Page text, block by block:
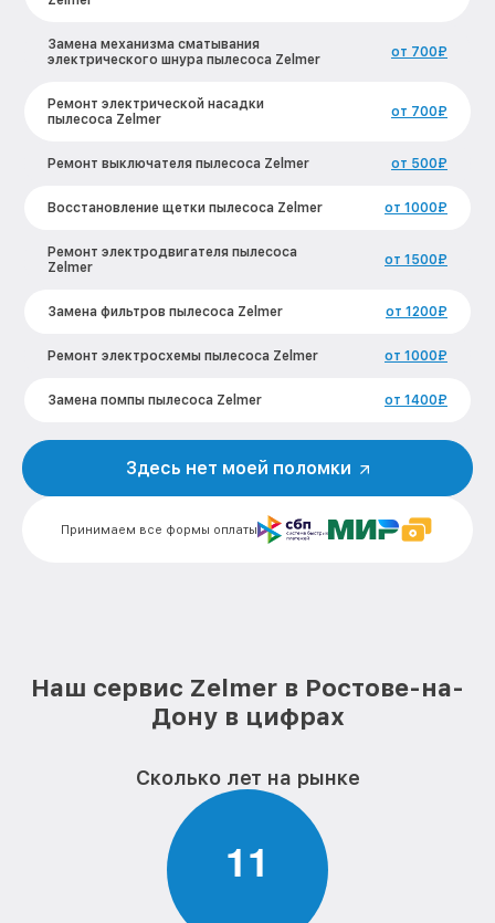
Замена механизма сматывания
электрического шнура пылесоса Zelmer
от 700₽
Ремонт электрической насадки
пылесоса Zelmer
от 700₽
Ремонт выключателя пылесоса Zelmer от 500₽
Восстановление щетки пылесоса Zelmer от 1000₽
Ремонт электродвигателя пылесоса
Zelmer
от 1500₽
Замена фильтров пылесоса Zelmer от 1200₽
Ремонт электросхемы пылесоса Zelmer от 1000₽
Замена помпы пылесоса Zelmer от 1400₽
Ремонт гидросистемы пылесоса Zelmer от 1600₽
от 500₽
Замена шнура питания пылесоса Zelmer
Ремонт цепей питания материнской
платы пылесоса Zelmer
Замена шлангов пылесоса Zelmer
Принимаем все формы оплаты
Здесь нет моей поломки
Наш сервис Zelmer в Ростове-на-
Дону в цифрах
Сколько лет на рынке
11